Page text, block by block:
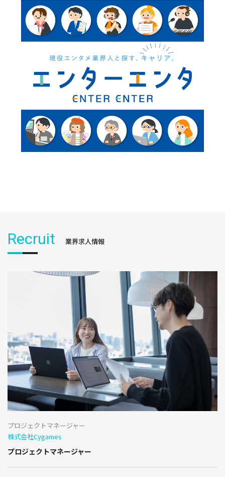
Recruit 業界求人情報
プロジェクトマネージャー
株式会社Cygames
プロジェクトマネージャー